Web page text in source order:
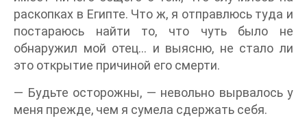
раскопках в Египте. Что ж, я отправлюсь туда и
постараюсь найти то, что чуть было не
обнаружил мой отец… и выясню, не стало ли
это открытие причиной его смерти.
— Будьте осторожны, — невольно вырвалось у
меня прежде, чем я сумела сдержать себя.